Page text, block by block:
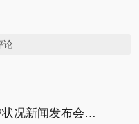
论
泉州法院知识产权刑事司法保护状况新闻发布会召开